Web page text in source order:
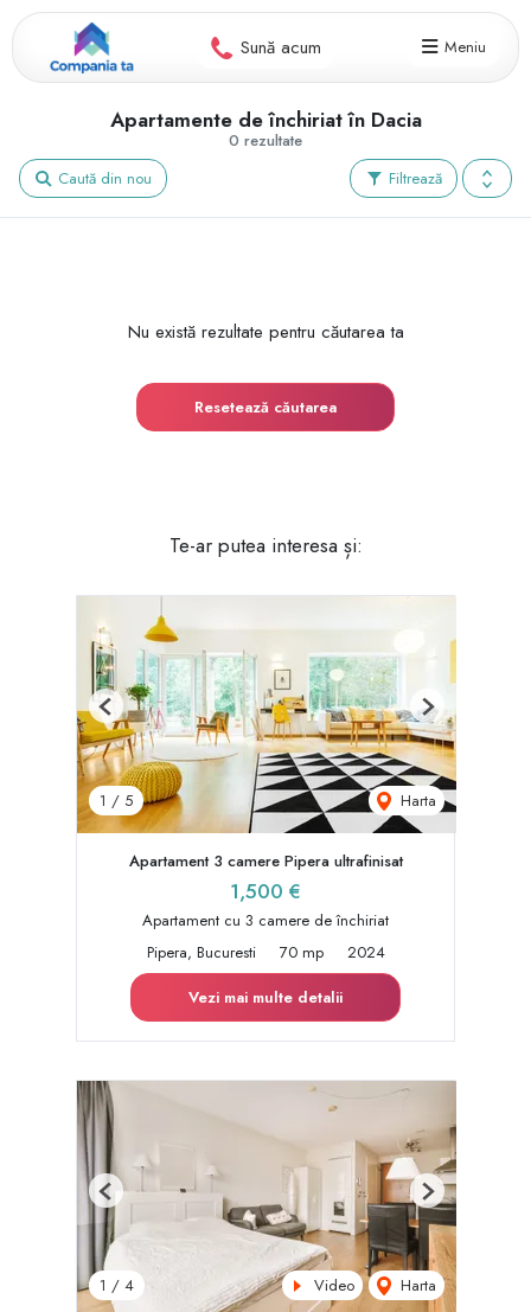
Sună acum Meniu
0 rezultate
Apartamente de închiriat în Dacia
Filtrează
Caută din nou
Nu există rezultate pentru căutarea ta
Resetează căutarea
Te-ar putea interesa și:
1 / 5 Harta
Previous Next
Apartament 3 camere Pipera ultrafinisat
1,500 €
Apartament cu 3 camere de închiriat
Pipera, Bucuresti
70 mp
2024
Vezi mai multe detalii
1 / 4 Video Harta
Previous Next